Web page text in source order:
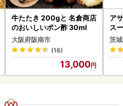
牛たたき 200gと 名倉商店
のおいしいポン酢 30ml
大阪府阪南市
(18)
13,000
ア
ス
8本
茨